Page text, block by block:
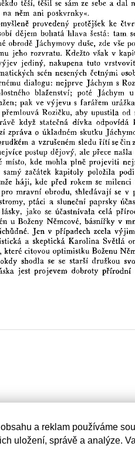
a reklam používáme
uložení, správě a analýze.